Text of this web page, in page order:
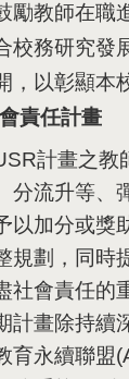
勵教師在職
校務研究發
，以彰顯本
責任計畫
計畫之教
分流升等、
以加分或獎
規劃，同時
社會責任的
計畫除持續
育永續聯盟